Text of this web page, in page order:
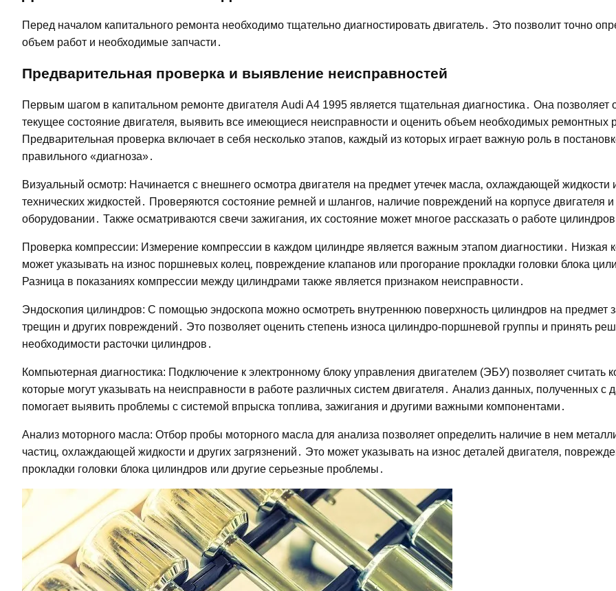
Перед началом капитального ремонта необходимо тщательно диагностировать двигатель․ Это позволит точно
объем работ и необходимые запчасти․
Предварительная проверка и выявление неисправностей
Первым шагом в капитальном ремонте двигателя Audi A4 1995 является тщательная диагностика․ Она позволяет
текущее состояние двигателя‚ выявить все имеющиеся неисправности и оценить объем необходимых ремонтных
Предварительная проверка включает в себя несколько этапов‚ каждый из которых играет важную роль в
правильного «диагноза»․
Визуальный осмотр: Начинается с внешнего осмотра двигателя на предмет утечек масла‚ охлаждающей жидкости
технических жидкостей․ Проверяются состояние ремней и шлангов‚ наличие повреждений на корпусе двигателя
оборудовании․ Также осматриваются свечи зажигания‚ их состояние может многое рассказать о работе
Проверка компрессии: Измерение компрессии в каждом цилиндре является важным этапом диагностики․ Низкая
может указывать на износ поршневых колец‚ повреждение клапанов или прогорание прокладки головки блока
Разница в показаниях компрессии между цилиндрами также является признаком неисправности․
Эндоскопия цилиндров: С помощью эндоскопа можно осмотреть внутреннюю поверхность цилиндров на предмет
трещин и других повреждений․ Это позволяет оценить степень износа цилиндро-поршневой группы и принять
необходимости расточки цилиндров․
Компьютерная диагностика: Подключение к электронному блоку управления двигателем (ЭБУ) позволяет считать
которые могут указывать на неисправности в работе различных систем двигателя․ Анализ данных‚ полученных с
помогает выявить проблемы с системой впрыска топлива‚ зажигания и другими важными компонентами․
Анализ моторного масла: Отбор пробы моторного масла для анализа позволяет определить наличие в нем
частиц‚ охлаждающей жидкости и других загрязнений․ Это может указывать на износ деталей двигателя‚
прокладки головки блока цилиндров или другие серьезные проблемы․